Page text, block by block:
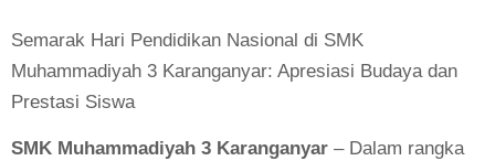
Semarak Hari Pendidikan Nasional di SMK
Muhammadiyah 3 Karanganyar: Apresiasi Budaya dan
Prestasi Siswa
SMK Muhammadiyah 3 Karanganyar – Dalam rangka